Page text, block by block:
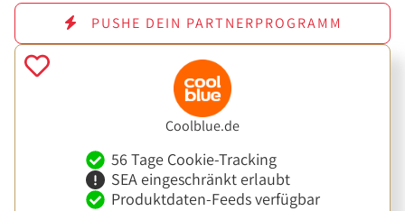
PUSHE DEIN PARTNERPROGRAMM
Coolblue.de
56 Tage Cookie-Tracking
SEA eingeschränkt erlaubt
Produktdaten-Feeds verfügbar